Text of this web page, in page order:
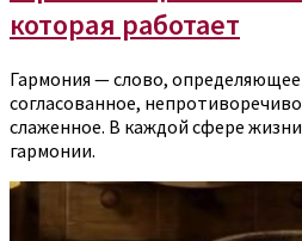
которая работает
Гармония — слово,
согласованное,
слаженное. В каждой сфере
гармонии.